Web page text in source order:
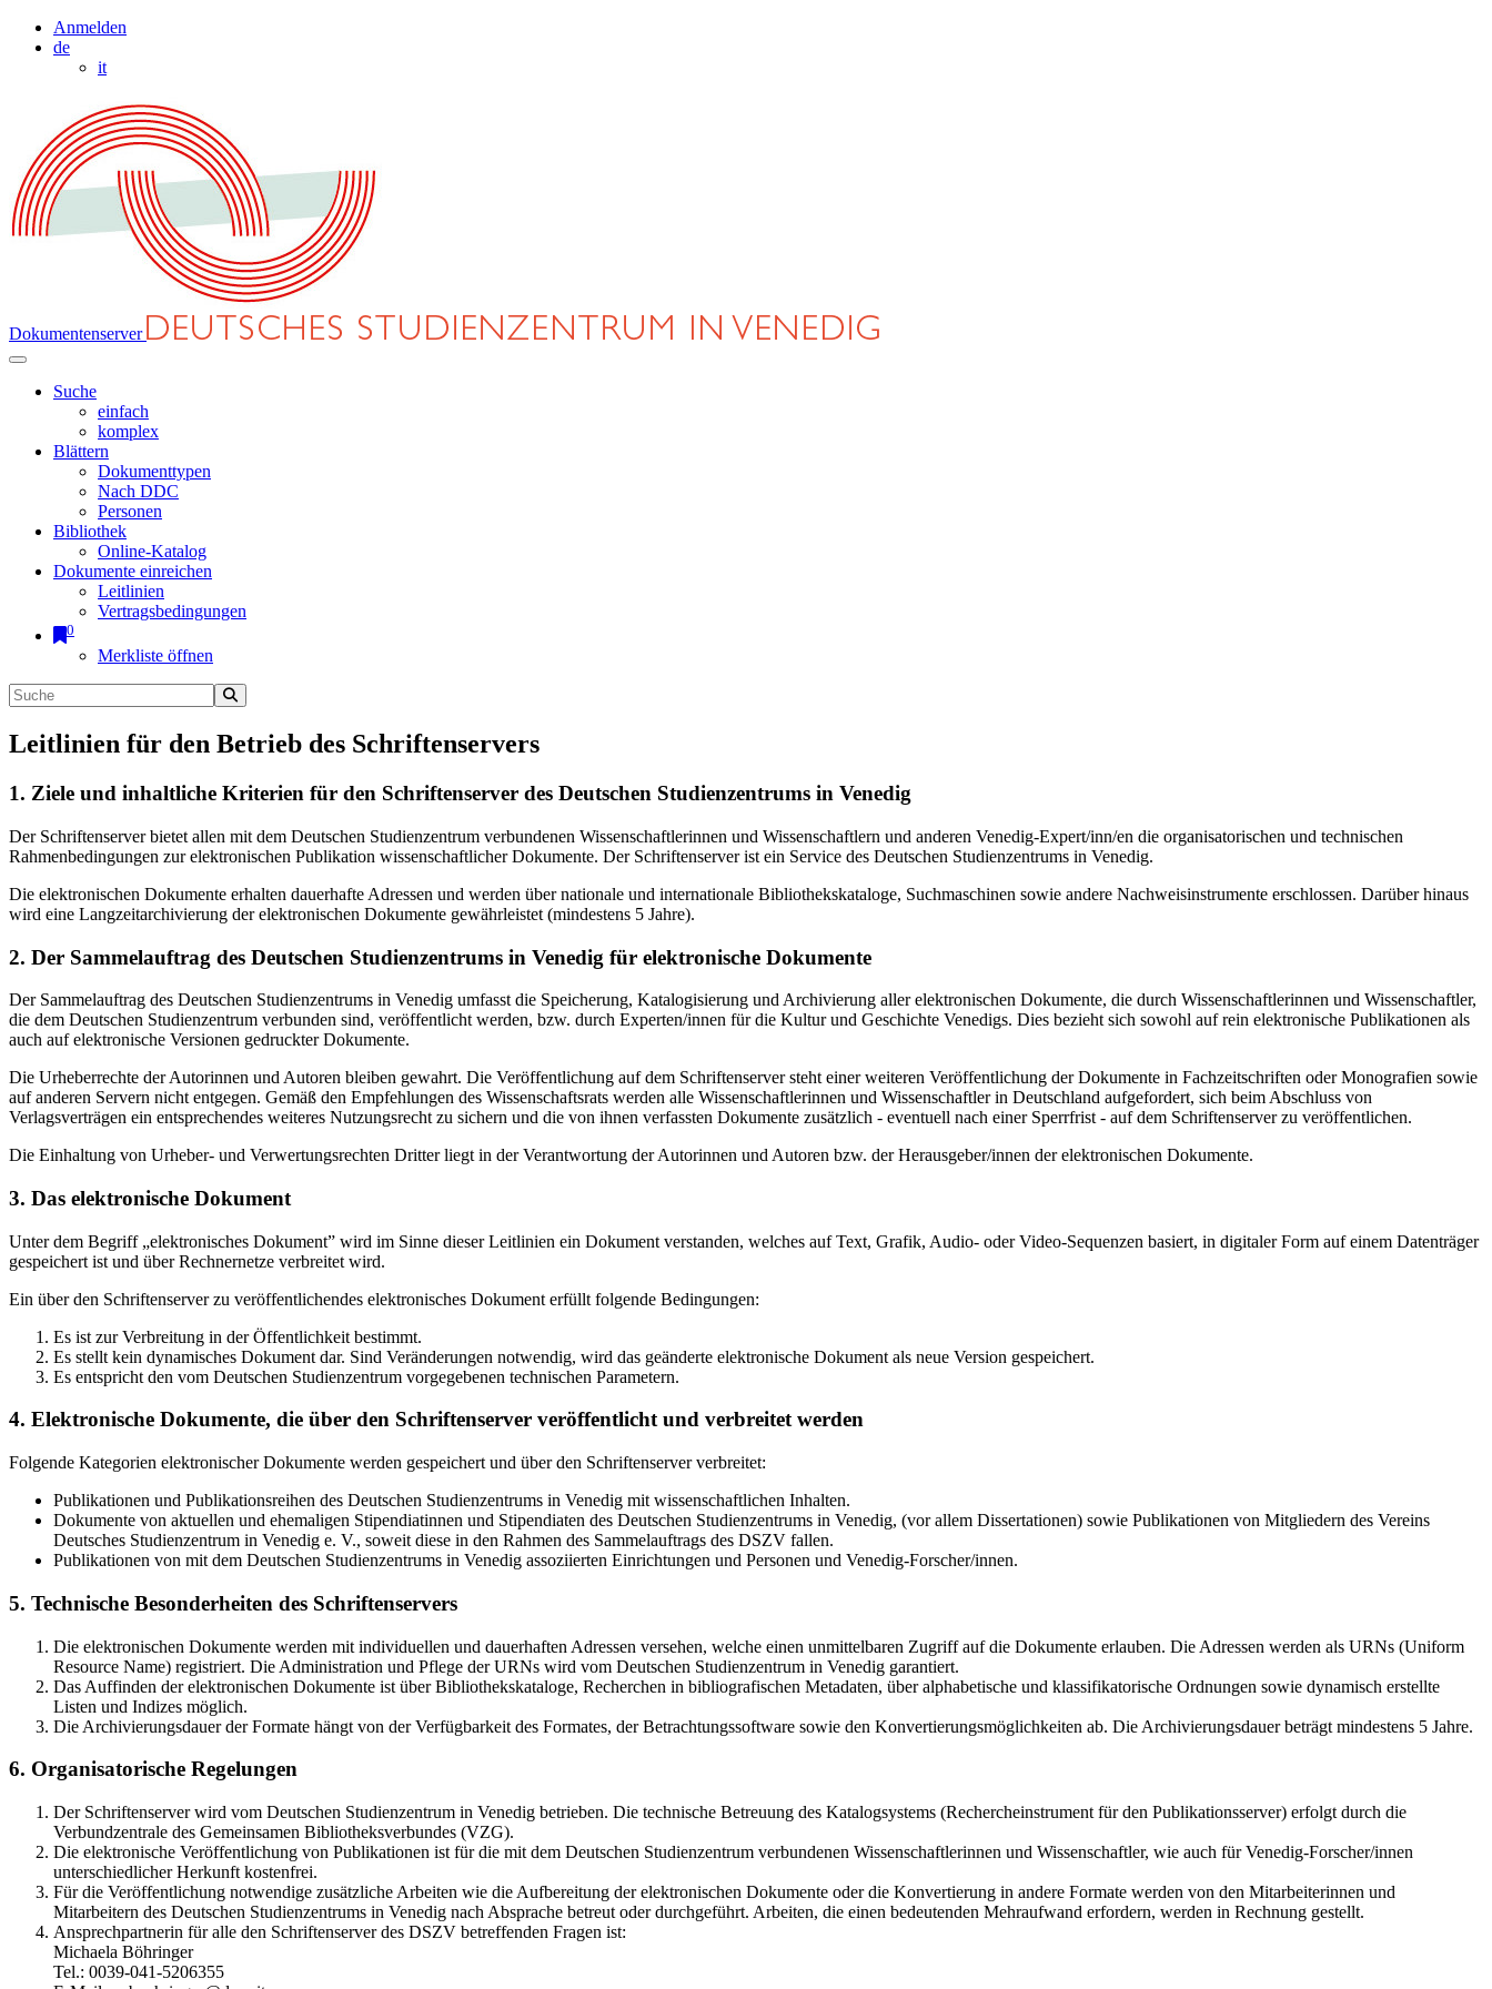
Anmelden
de
it
Dokumentenserver
Suche
einfach
komplex
Blättern
Dokumenttypen
Nach DDC
Personen
Bibliothek
Online-Katalog
Dokumente einreichen
Leitlinien
Vertragsbedingungen
0
Merkliste öffnen
Leitlinien für den Betrieb des Schriftenservers
1. Ziele und inhaltliche Kriterien für den Schriftenserver des Deutschen Studienzentrums in Venedig
Der Schriftenserver bietet allen mit dem Deutschen Studienzentrum verbundenen Wissenschaftlerinnen und Wissenschaftlern und anderen Venedig-Expert/inn/en die organisatorischen und technischen
Rahmenbedingungen zur elektronischen Publikation wissenschaftlicher Dokumente. Der Schriftenserver ist ein Service des Deutschen Studienzentrums in Venedig.
Die elektronischen Dokumente erhalten dauerhafte Adressen und werden über nationale und internationale Bibliothekskataloge, Suchmaschinen sowie andere Nachweisinstrumente erschlossen. Darüber hinaus
wird eine Langzeitarchivierung der elektronischen Dokumente gewährleistet (mindestens 5 Jahre).
2. Der Sammelauftrag des Deutschen Studienzentrums in Venedig für elektronische Dokumente
Der Sammelauftrag des Deutschen Studienzentrums in Venedig umfasst die Speicherung, Katalogisierung und Archivierung aller elektronischen Dokumente, die durch Wissenschaftlerinnen und Wissenschaftler,
die dem Deutschen Studienzentrum verbunden sind, veröffentlicht werden, bzw. durch Experten/innen für die Kultur und Geschichte Venedigs. Dies bezieht sich sowohl auf rein elektronische Publikationen als
auch auf elektronische Versionen gedruckter Dokumente.
Die Urheberrechte der Autorinnen und Autoren bleiben gewahrt. Die Veröffentlichung auf dem Schriftenserver steht einer weiteren Veröffentlichung der Dokumente in Fachzeitschriften oder Monografien sowie
auf anderen Servern nicht entgegen. Gemäß den Empfehlungen des Wissenschaftsrats werden alle Wissenschaftlerinnen und Wissenschaftler in Deutschland aufgefordert, sich beim Abschluss von
Verlagsverträgen ein entsprechendes weiteres Nutzungsrecht zu sichern und die von ihnen verfassten Dokumente zusätzlich - eventuell nach einer Sperrfrist - auf dem Schriftenserver zu veröffentlichen.
Die Einhaltung von Urheber- und Verwertungsrechten Dritter liegt in der Verantwortung der Autorinnen und Autoren bzw. der Herausgeber/innen der elektronischen Dokumente.
3. Das elektronische Dokument
Unter dem Begriff „elektronisches Dokument” wird im Sinne dieser Leitlinien ein Dokument verstanden, welches auf Text, Grafik, Audio- oder Video-Sequenzen basiert, in digitaler Form auf einem Datenträger
gespeichert ist und über Rechnernetze verbreitet wird.
Ein über den Schriftenserver zu veröffentlichendes elektronisches Dokument erfüllt folgende Bedingungen:
Es ist zur Verbreitung in der Öffentlichkeit bestimmt.
Es stellt kein dynamisches Dokument dar. Sind Veränderungen notwendig, wird das geänderte elektronische Dokument als neue Version gespeichert.
Es entspricht den vom Deutschen Studienzentrum vorgegebenen technischen Parametern.
4. Elektronische Dokumente, die über den Schriftenserver veröffentlicht und verbreitet werden
Folgende Kategorien elektronischer Dokumente werden gespeichert und über den Schriftenserver verbreitet:
Publikationen und Publikationsreihen des Deutschen Studienzentrums in Venedig mit wissenschaftlichen Inhalten.
Dokumente von aktuellen und ehemaligen Stipendiatinnen und Stipendiaten des Deutschen Studienzentrums in Venedig, (vor allem Dissertationen) sowie Publikationen von Mitgliedern des Vereins
Deutsches Studienzentrum in Venedig e. V., soweit diese in den Rahmen des Sammelauftrags des DSZV fallen.
Publikationen von mit dem Deutschen Studienzentrums in Venedig assoziierten Einrichtungen und Personen und Venedig-Forscher/innen.
5. Technische Besonderheiten des Schriftenservers
Die elektronischen Dokumente werden mit individuellen und dauerhaften Adressen versehen, welche einen unmittelbaren Zugriff auf die Dokumente erlauben. Die Adressen werden als URNs (Uniform
Resource Name) registriert. Die Administration und Pflege der URNs wird vom Deutschen Studienzentrum in Venedig garantiert.
Das Auffinden der elektronischen Dokumente ist über Bibliothekskataloge, Recherchen in bibliografischen Metadaten, über alphabetische und klassifikatorische Ordnungen sowie dynamisch erstellte
Listen und Indizes möglich.
Die Archivierungsdauer der Formate hängt von der Verfügbarkeit des Formates, der Betrachtungssoftware sowie den Konvertierungsmöglichkeiten ab. Die Archivierungsdauer beträgt mindestens 5 Jahre.
6. Organisatorische Regelungen
Der Schriftenserver wird vom Deutschen Studienzentrum in Venedig betrieben. Die technische Betreuung des Katalogsystems (Rechercheinstrument für den Publikationsserver) erfolgt durch die
Verbundzentrale des Gemeinsamen Bibliotheksverbundes (VZG).
Die elektronische Veröffentlichung von Publikationen ist für die mit dem Deutschen Studienzentrum verbundenen Wissenschaftlerinnen und Wissenschaftler, wie auch für Venedig-Forscher/innen
unterschiedlicher Herkunft kostenfrei.
Für die Veröffentlichung notwendige zusätzliche Arbeiten wie die Aufbereitung der elektronischen Dokumente oder die Konvertierung in andere Formate werden von den Mitarbeiterinnen und
Mitarbeitern des Deutschen Studienzentrums in Venedig nach Absprache betreut oder durchgeführt. Arbeiten, die einen bedeutenden Mehraufwand erfordern, werden in Rechnung gestellt.
Ansprechpartnerin für alle den Schriftenserver des DSZV betreffenden Fragen ist:
Michaela Böhringer
Tel.: 0039-041-5206355